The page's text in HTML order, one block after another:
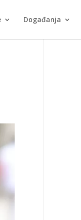
Događanja